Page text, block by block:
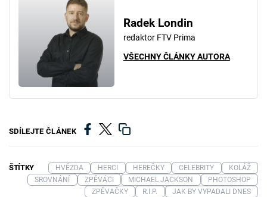
Radek Londin
redaktor FTV Prima
VŠECHNY ČLÁNKY AUTORA
SDÍLEJTE ČLÁNEK
ŠTÍTKY HVĚZDA HERCI HEREČKY CELEBRITY
KOLÁŽ
SROVNÁNÍ
ZPĚVÁCI MICHAEL JACKSON
PHOTOSHOP
ZPĚVAČKY
R.I.P. JAK BY VYPADALI DNES